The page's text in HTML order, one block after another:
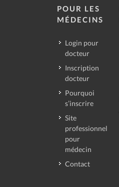
POUR LES
MÉDECINS
Login pour
docteur
Inscription
docteur
Pourquoi
s’inscrire
Site
professionnel
pour
médecin
Contact